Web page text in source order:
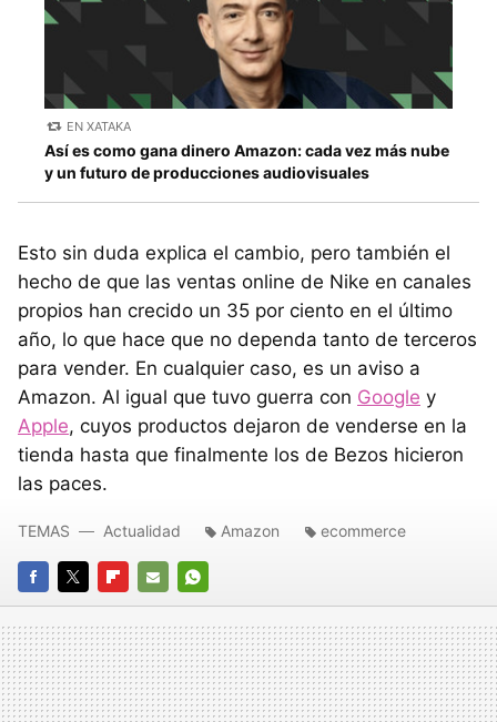
EN XATAKA
Así es como gana dinero Amazon: cada vez más nube
y un futuro de producciones audiovisuales
Esto sin duda explica el cambio, pero también el
hecho de que las ventas online de Nike en canales
propios han crecido un 35 por ciento en el último
año, lo que hace que no dependa tanto de terceros
para vender. En cualquier caso, es un aviso a
Amazon. Al igual que tuvo guerra con Google y
Apple, cuyos productos dejaron de venderse en la
tienda hasta que finalmente los de Bezos hicieron
las paces.
FACEBOOK
TWITTERFLIPBOARD
E-
MAIL
WHATSAPP
TEMAS Actualidad Amazon ecommerce